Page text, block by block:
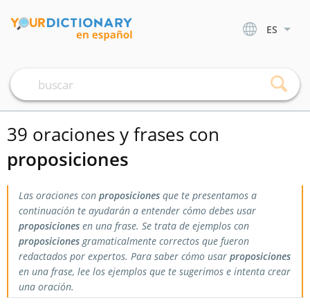
ES
39 oraciones y frases con
proposiciones
Las oraciones con proposiciones que te presentamos a
continuación te ayudarán a entender cómo debes usar
proposiciones en una frase. Se trata de ejemplos con
proposicionesgramaticalmente correctos que fueron
redactados por expertos. Para saber cómo usar proposiciones
en una frase, lee los ejemplos que te sugerimos e intenta crear
una oración.